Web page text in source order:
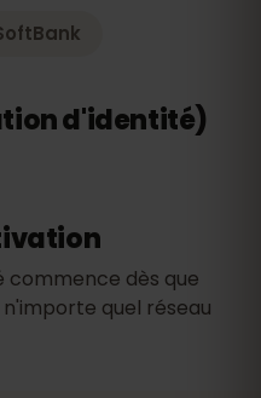
d'identité)
commence dès que
quel réseau